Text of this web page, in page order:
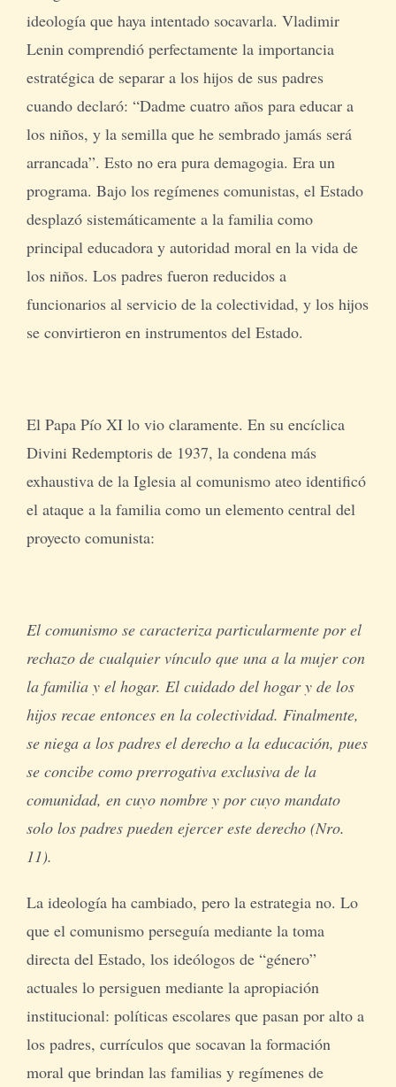
ideología que haya intentado socavarla. Vladimir
Lenin comprendió perfectamente la importancia
estratégica de separar a los hijos de sus padres
cuando declaró: “Dadme cuatro años para educar a
los niños, y la semilla que he sembrado jamás será
arrancada”. Esto no era pura demagogia. Era un
programa. Bajo los regímenes comunistas, el Estado
desplazó sistemáticamente a la familia como
principal educadora y autoridad moral en la vida de
los niños. Los padres fueron reducidos a
funcionarios al servicio de la colectividad, y los hijos
se convirtieron en instrumentos del Estado.
El Papa Pío XI lo vio claramente. En su encíclica
Divini Redemptoris de 1937, la condena más
exhaustiva de la Iglesia al comunismo ateo identificó
el ataque a la familia como un elemento central del
proyecto comunista:
El comunismo se caracteriza particularmente por el
rechazo de cualquier vínculo que una a la mujer con
la familia y el hogar. El cuidado del hogar y de los
hijos recae entonces en la colectividad. Finalmente,
se niega a los padres el derecho a la educación, pues
se concibe como prerrogativa exclusiva de la
comunidad, en cuyo nombre y por cuyo mandato
solo los padres pueden ejercer este derecho (Nro.
11).
La ideología ha cambiado, pero la estrategia no. Lo
que el comunismo perseguía mediante la toma
directa del Estado, los ideólogos de “género”
actuales lo persiguen mediante la apropiación
institucional: políticas escolares que pasan por alto a
los padres, currículos que socavan la formación
moral que brindan las familias y regímenes de